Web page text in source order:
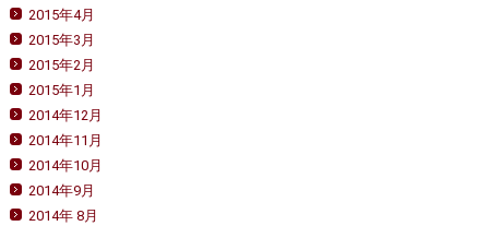
2015年4月
2015年3月
2015年2月
2015年1月
2014年12月
2014年11月
2014年10月
2014年9月
2014年 8月